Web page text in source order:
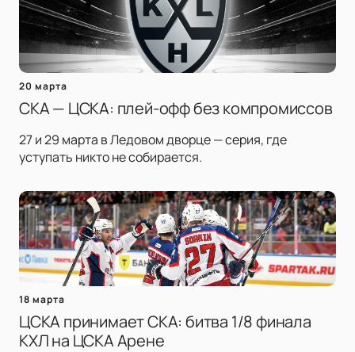
20 марта
СКА — ЦСКА: плей-офф без компромиссов
27 и 29 марта в Ледовом дворце — серия, где
уступать никто не собирается.
18 марта
ЦСКА принимает СКА: битва 1/8 финала
КХЛ на ЦСКА Арене